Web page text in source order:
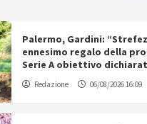
Palermo, Gardini:
ennesimo regalo della
Serie A obiettivo
Redazione 06/08/2026 16:09